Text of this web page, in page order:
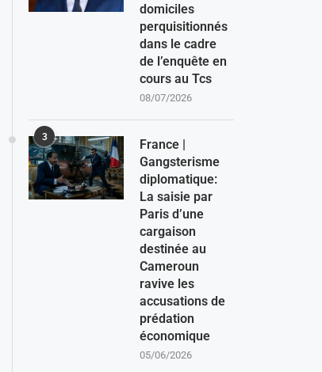
domiciles
perquisitionnés
dans le cadre
de l’enquête en
cours au Tcs
08/07/2026
3
France |
Gangsterisme
diplomatique:
La saisie par
Paris d’une
cargaison
destinée au
Cameroun
ravive les
accusations de
prédation
économique
05/06/2026